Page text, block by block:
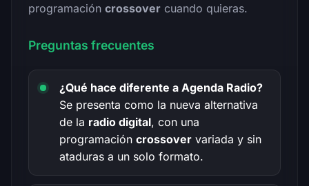
programación crossover cuando quieras.
Preguntas frecuentes
¿Qué hace diferente a Agenda Radio?
Se presenta como la nueva alternativa
de la radio digital, con una
programación crossover variada y sin
ataduras a un solo formato.